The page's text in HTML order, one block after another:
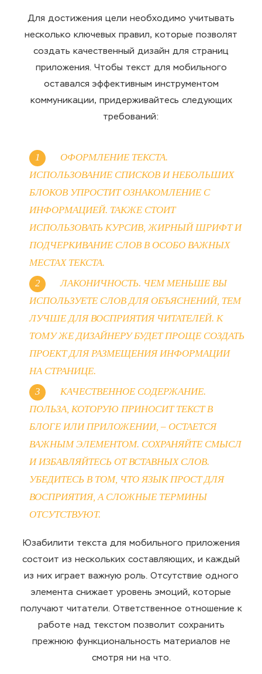
Для достижения цели необходимо учитывать
несколько ключевых правил, которые позволят
создать качественный дизайн для страниц
приложения. Чтобы текст для мобильного
оставался эффективным инструментом
коммуникации, придерживайтесь следующих
требований:
ОФОРМЛЕНИЕ ТЕКСТА.
ИСПОЛЬЗОВАНИЕ СПИСКОВ И НЕБОЛЬШИХ
БЛОКОВ УПРОСТИТ ОЗНАКОМЛЕНИЕ С
ИНФОРМАЦИЕЙ. ТАКЖЕ СТОИТ
ИСПОЛЬЗОВАТЬ КУРСИВ, ЖИРНЫЙ ШРИФТ И
ПОДЧЕРКИВАНИЕ СЛОВ В ОСОБО ВАЖНЫХ
МЕСТАХ ТЕКСТА.
ЛАКОНИЧНОСТЬ. ЧЕМ МЕНЬШЕ ВЫ
ИСПОЛЬЗУЕТЕ СЛОВ ДЛЯ ОБЪЯСНЕНИЙ, ТЕМ
ЛУЧШЕ ДЛЯ ВОСПРИЯТИЯ ЧИТАТЕЛЕЙ. К
ТОМУ ЖЕ ДИЗАЙНЕРУ БУДЕТ ПРОЩЕ СОЗДАТЬ
ПРОЕКТ ДЛЯ РАЗМЕЩЕНИЯ ИНФОРМАЦИИ
НА СТРАНИЦЕ.
КАЧЕСТВЕННОЕ СОДЕРЖАНИЕ.
ПОЛЬЗА, КОТОРУЮ ПРИНОСИТ ТЕКСТ В
БЛОГЕ ИЛИ ПРИЛОЖЕНИИ, – ОСТАЕТСЯ
ВАЖНЫМ ЭЛЕМЕНТОМ. СОХРАНЯЙТЕ СМЫСЛ
И ИЗБАВЛЯЙТЕСЬ ОТ ВСТАВНЫХ СЛОВ.
УБЕДИТЕСЬ В ТОМ, ЧТО ЯЗЫК ПРОСТ ДЛЯ
ВОСПРИЯТИЯ, А СЛОЖНЫЕ ТЕРМИНЫ
ОТСУТСТВУЮТ.
Юзабилити текста для мобильного приложения
состоит из нескольких составляющих, и каждый
из них играет важную роль. Отсутствие одного
элемента снижает уровень эмоций, которые
получают читатели. Ответственное отношение к
работе над текстом позволит сохранить
прежнюю функциональность материалов не
смотря ни на что.